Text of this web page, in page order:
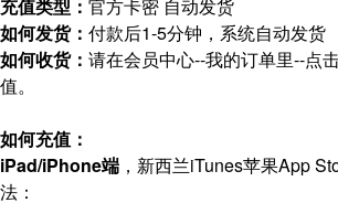
充值类型： 官方卡密 自动发货
如何发货： 付款后1-5分钟，系统自动发货
如何收货： 请在会员中心--我的订单里--点
值。
如何充值：
iPad/iPhone端 ，新西兰iTunes苹果App
法：